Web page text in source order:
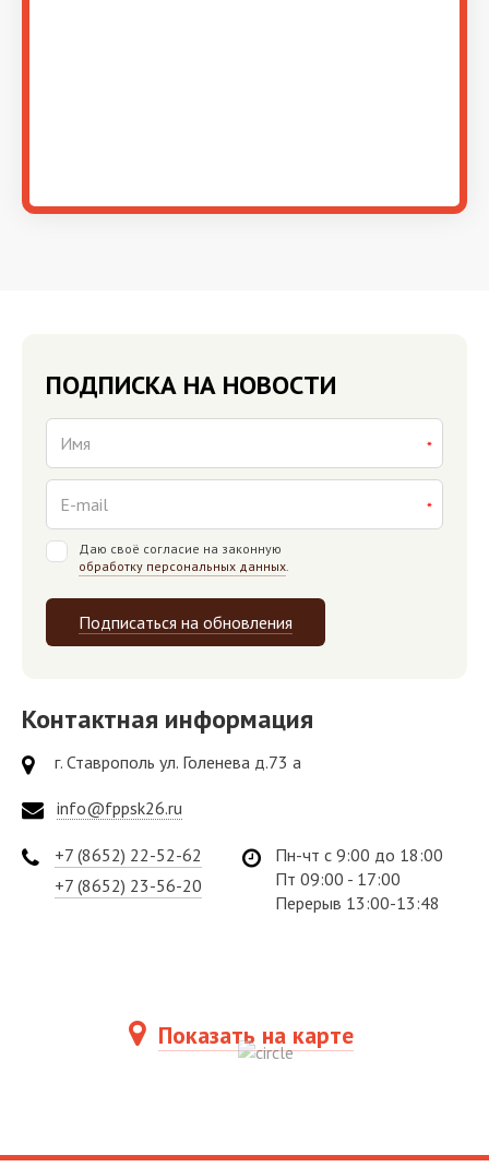
ПОДПИСКА НА НОВОСТИ
Даю своё согласие на законную
обработку персональных данных.
Подписаться на обновления
Контактная информация
г. Ставрополь ул. Голенева д.73 а
info@fppsk26.ru
+7 (8652) 22-52-62
+7 (8652) 23-56-20
Пн-чт с 9:00 до 18:00
Пт 09:00 - 17:00
Перерыв 13:00-13:48
Показать на карте